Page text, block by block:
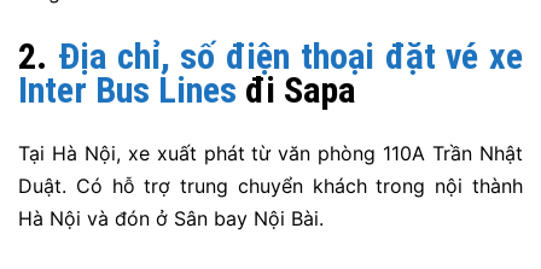
2. Địa chỉ, số điện thoại đặt vé xe
Inter Bus Lines đi Sapa
Tại Hà Nội, xe xuất phát từ văn phòng 110A Trần Nhật
Duật. Có hỗ trợ trung chuyển khách trong nội thành
Hà Nội và đón ở Sân bay Nội Bài.